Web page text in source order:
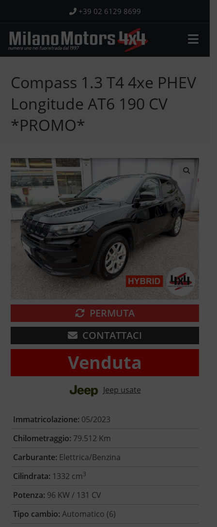
contenuto
+39 02 6129 8699
Compass 1.3 T4 4xe PHEV
Longitude AT6 190 CV
*PROMO*
PERMUTA
CONTATTACI
Venduta
Jeep usate
Immatricolazione: 05/2023
Chilometraggio: 79.512 Km
Carburante: Elettrica/Benzina
Cilindrata: 1332 cm3
Potenza: 96 KW / 131 CV
Tipo cambio: Automatico (6)